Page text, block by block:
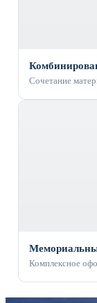
Сочетание
Комплексное